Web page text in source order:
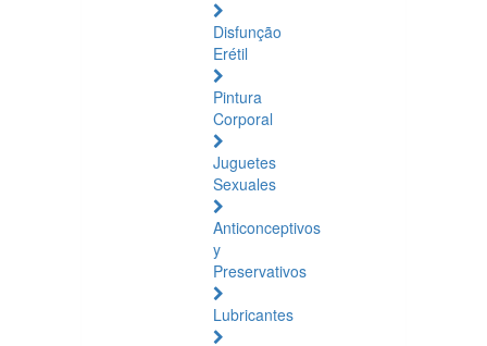
Disfunção
Erétil
Pintura
Corporal
Juguetes
Sexuales
Anticonceptivos
y
Preservativos
Lubricantes